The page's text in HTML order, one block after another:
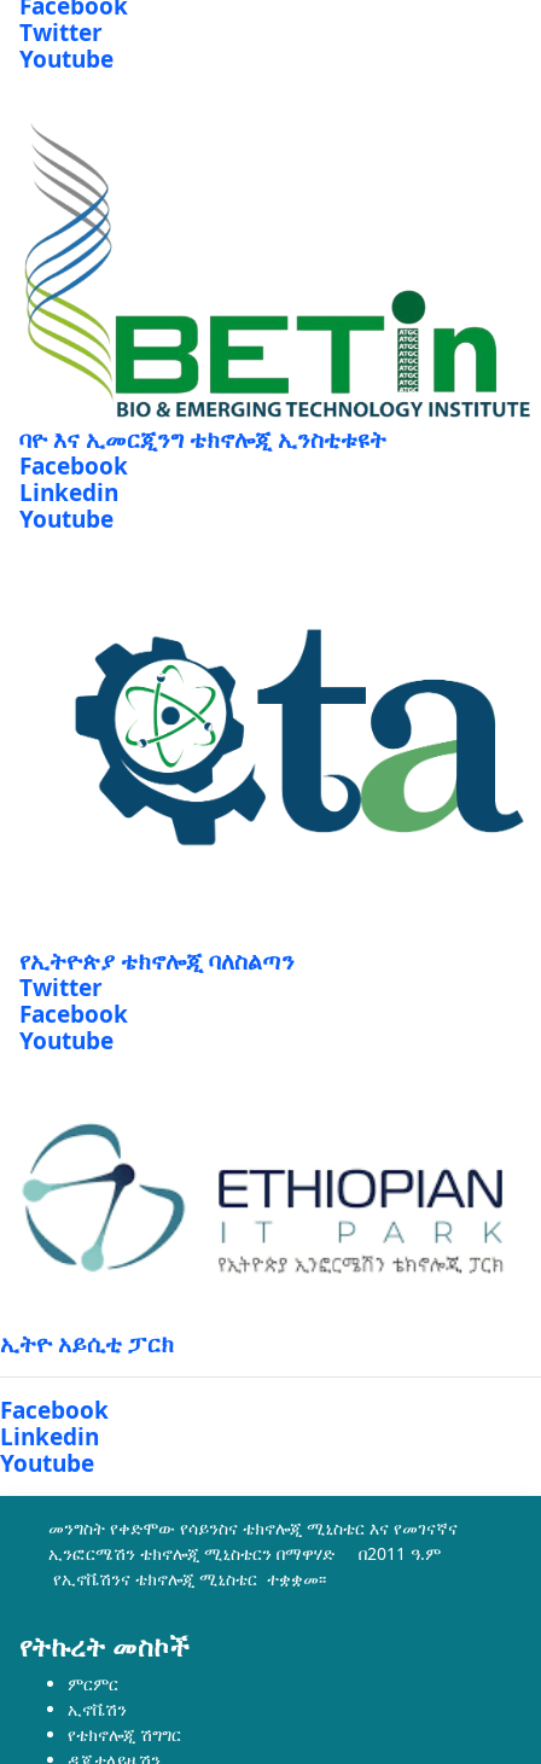
Facebook
Twitter
Youtube
ባዮ እና ኢመርጂንግ ቴክኖሎጂ ኢንስቲቱዩት
Facebook
Linkedin
Youtube
የኢትዮጵያ ቴክኖሎጂ ባለስልጣን
Twitter
Facebook
Youtube
ኢትዮ አይሲቲ ፓርክ
Facebook
Linkedin
Youtube
መንግስት የቀድሞው የሳይንስና ቴክኖሎጂ ሚኒስቴር እና የመገናኛና
ኢንፎርሜሽን ቴክኖሎጂ ሚኒስቴርን በማዋሃድ በ2011 ዓ.ም
የኢኖቬሽንና ቴክኖሎጂ ሚኒስቴር ተቋቋመ፡፡
የትኩረት መስኮች
ምርምር
ኢኖቬሽን
የቴክኖሎጂ ሽግግር